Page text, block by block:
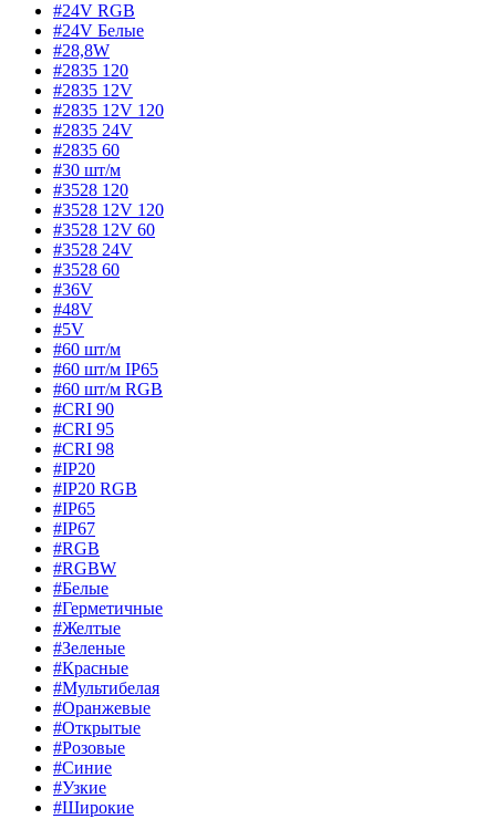
#24V RGB
#24V Белые
#28,8W
#2835 120
#2835 12V
#2835 12V 120
#2835 24V
#2835 60
#30 шт/м
#3528 120
#3528 12V 120
#3528 12V 60
#3528 24V
#3528 60
#36V
#48V
#5V
#60 шт/м
#60 шт/м IP65
#60 шт/м RGB
#CRI 90
#CRI 95
#CRI 98
#IP20
#IP20 RGB
#IP65
#IP67
#RGB
#RGBW
#Белые
#Герметичные
#Желтые
#Зеленые
#Красные
#Мультибелая
#Оранжевые
#Открытые
#Розовые
#Синие
#Узкие
#Широкие